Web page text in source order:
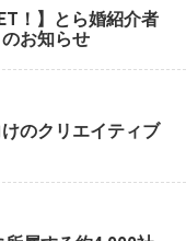
！】とら婚紹介者
お知らせ
のクリエイティブ